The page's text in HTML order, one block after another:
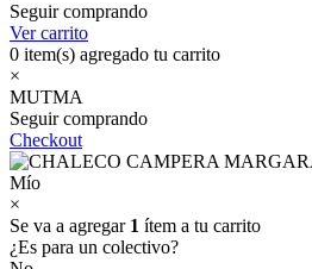
Seguir comprando
Ver carrito
0 item(s) agregado tu carrito
×
MUTMA
Seguir comprando
Checkout
×
Se va a agregar 1 ítem a tu carrito
¿Es para un colectivo?